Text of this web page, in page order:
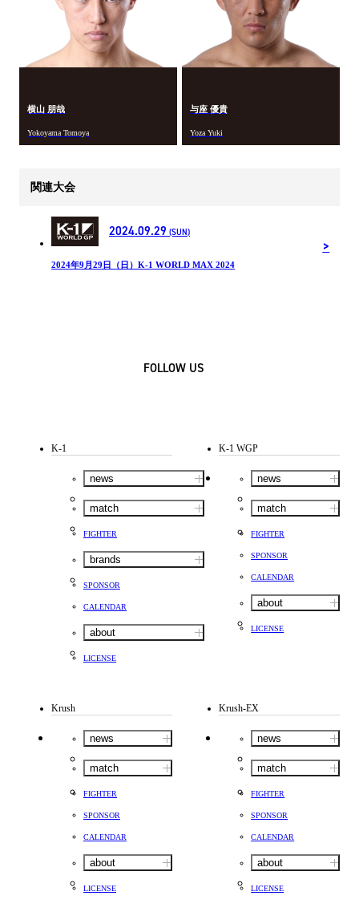
横山 朋哉
Yokoyama Tomoya
与座 優貴
Yoza Yuki
関連大会
2024.09.29 (SUN)
2024年9月29日（日）K-1 WORLD MAX 2024
FOLLOW US
K-1
news
match
FIGHTER
brands
SPONSOR
CALENDAR
about
LICENSE
K-1 WGP
news
match
FIGHTER
SPONSOR
CALENDAR
about
LICENSE
Krush
news
match
FIGHTER
SPONSOR
CALENDAR
about
LICENSE
Krush-EX
news
match
FIGHTER
SPONSOR
CALENDAR
about
LICENSE